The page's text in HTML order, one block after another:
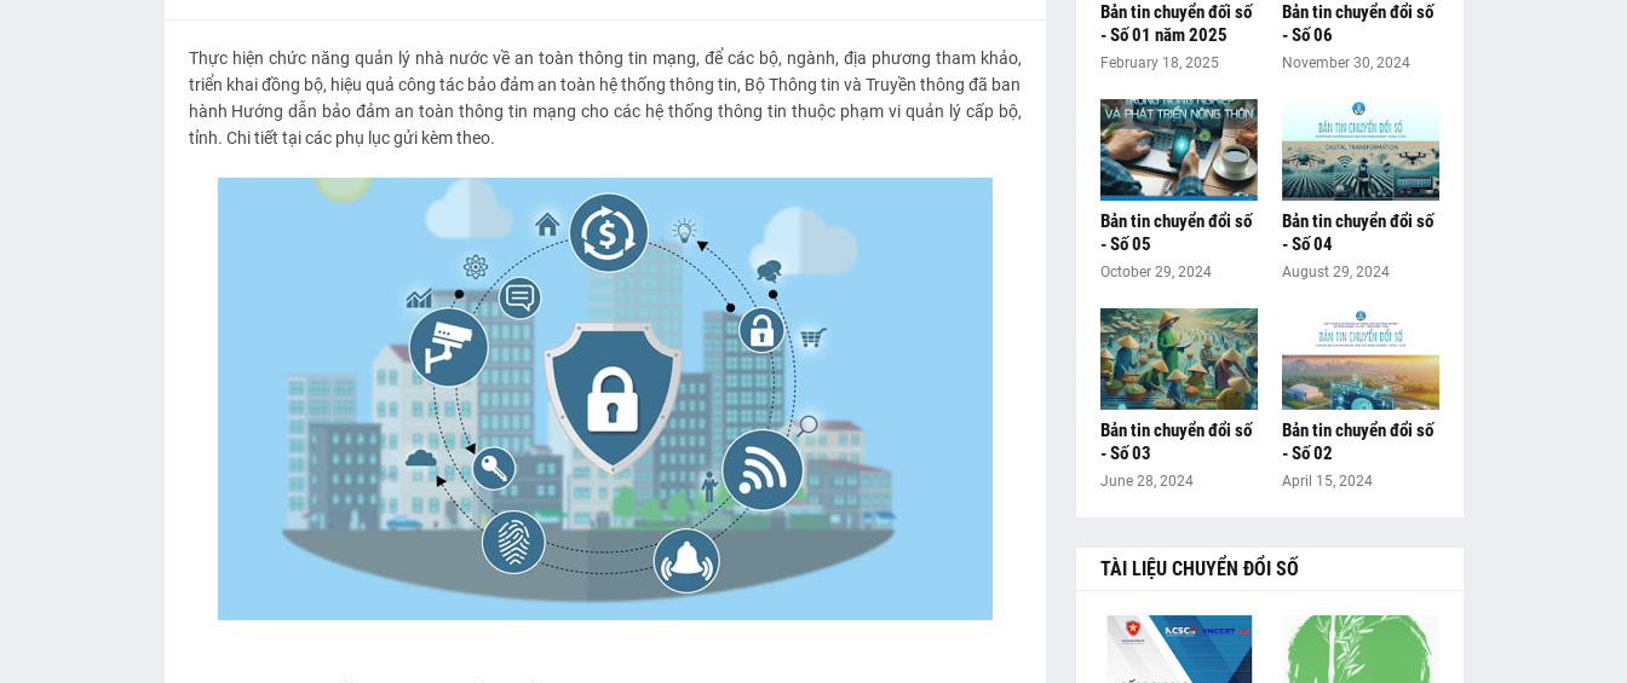
Thực hiện chức năng quản lý nhà nước về an toàn thông tin mạng, để các bộ, ngành, địa phương tham khảo,
triển khai đồng bộ, hiệu quả công tác bảo đảm an toàn hệ thống thông tin, Bộ Thông tin và Truyền thông đã ban
hành Hướng dẫn bảo đảm an toàn thông tin mạng cho các hệ thống thông tin thuộc phạm vi quản lý cấp bộ,
tỉnh. Chi tiết tại các phụ lục gửi kèm theo.
Bản tin chuyển đối số
- Số 01 năm 2025
February 18, 2025
Bản tin chuyển đổi số
- Số 06
November 30, 2024
Bản tin chuyển đổi số
- Số 05
October 29, 2024
Bản tin chuyển đổi số
- Số 04
August 29, 2024
Bản tin chuyển đổi số
- Số 03
June 28, 2024
Bản tin chuyển đổi số
- Số 02
April 15, 2024
TÀI LIỆU CHUYỂN ĐỔI SỐ